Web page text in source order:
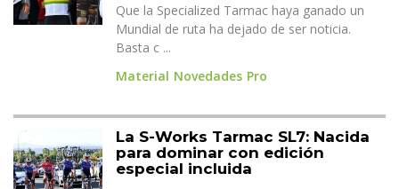
Que la Specialized Tarmac haya ganado un
Mundial de ruta ha dejado de ser noticia.
Basta c ...
Material Novedades Pro
La S-Works Tarmac SL7: Nacida
para dominar con edición
especial incluida